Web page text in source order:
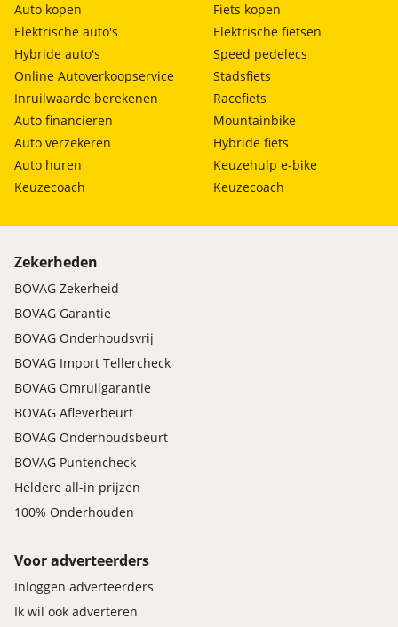
Auto kopen
Elektrische auto's
Hybride auto's
Online Autoverkoopservice
Inruilwaarde berekenen
Auto financieren
Auto verzekeren
Auto huren
Keuzecoach
Fiets kopen
Elektrische fietsen
Speed pedelecs
Stadsfiets
Racefiets
Mountainbike
Hybride fiets
Keuzehulp e-bike
Keuzecoach
Zekerheden
BOVAG Zekerheid
BOVAG Garantie
BOVAG Onderhoudsvrij
BOVAG Import Tellercheck
BOVAG Omruilgarantie
BOVAG Afleverbeurt
BOVAG Onderhoudsbeurt
BOVAG Puntencheck
Heldere all-in prijzen
100% Onderhouden
Voor adverteerders
Inloggen adverteerders
Ik wil ook adverteren